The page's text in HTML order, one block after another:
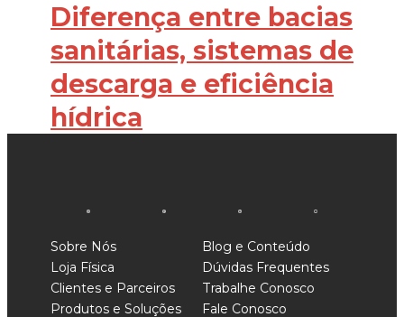
Diferença entre bacias
sanitárias, sistemas de
descarga e eficiência
hídrica
Sobre Nós
Loja Física
Clientes e Parceiros
Produtos e Soluções
Blog e Conteúdo
Dúvidas Frequentes
Trabalhe Conosco
Fale Conosco